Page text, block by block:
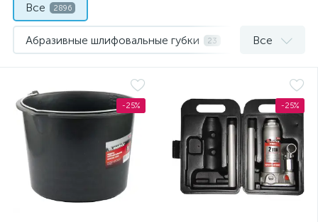
Все 2896
Абразивные шлифовальные губки 23
Адаптеры и переходник для лазерных уровней и
Адаптеры и переходники для оснастки
Адаптеры под оснастку для УШМ 1
Алмазные коронки по керамограниту
Все
-25% -25%